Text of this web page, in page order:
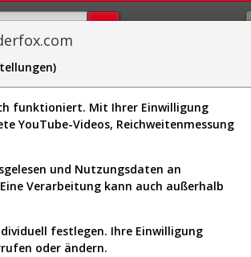
Visualizations
Kunden verfügbar
funktioniert. Mit Ihrer Einwilligung
YouTube-Videos, Reichweitenmessung
und Nutzungsdaten an
Verarbeitung kann auch außerhalb
festlegen. Ihre Einwilligung
oder ändern.